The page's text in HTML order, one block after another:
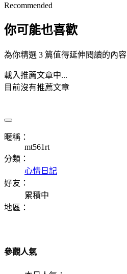
Recommended
你可能也喜歡
為你精選 3 篇值得延伸閱讀的內容
載入推薦文章中...
目前沒有推薦文章
暱稱：
mt561rt
分類：
心情日記
好友：
累積中
地區：
參觀人氣